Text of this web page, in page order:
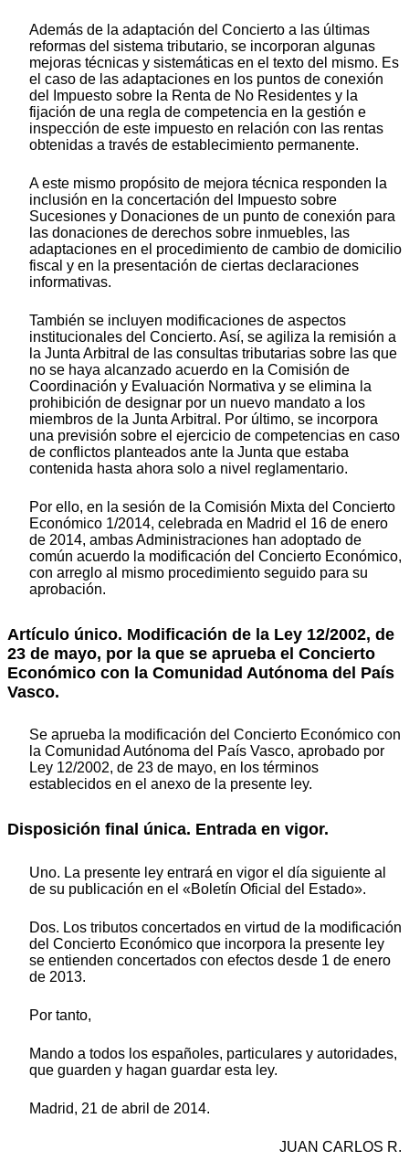
Además de la adaptación del Concierto a las últimas
reformas del sistema tributario, se incorporan algunas
mejoras técnicas y sistemáticas en el texto del mismo. Es
el caso de las adaptaciones en los puntos de conexión
del Impuesto sobre la Renta de No Residentes y la
fijación de una regla de competencia en la gestión e
inspección de este impuesto en relación con las rentas
obtenidas a través de establecimiento permanente.
A este mismo propósito de mejora técnica responden la
inclusión en la concertación del Impuesto sobre
Sucesiones y Donaciones de un punto de conexión para
las donaciones de derechos sobre inmuebles, las
adaptaciones en el procedimiento de cambio de domicilio
fiscal y en la presentación de ciertas declaraciones
informativas.
También se incluyen modificaciones de aspectos
institucionales del Concierto. Así, se agiliza la remisión a
la Junta Arbitral de las consultas tributarias sobre las que
no se haya alcanzado acuerdo en la Comisión de
Coordinación y Evaluación Normativa y se elimina la
prohibición de designar por un nuevo mandato a los
miembros de la Junta Arbitral. Por último, se incorpora
una previsión sobre el ejercicio de competencias en caso
de conflictos planteados ante la Junta que estaba
contenida hasta ahora solo a nivel reglamentario.
Por ello, en la sesión de la Comisión Mixta del Concierto
Económico 1/2014, celebrada en Madrid el 16 de enero
de 2014, ambas Administraciones han adoptado de
común acuerdo la modificación del Concierto Económico,
con arreglo al mismo procedimiento seguido para su
aprobación.
Artículo único. Modificación de la Ley 12/2002, de
23 de mayo, por la que se aprueba el Concierto
Económico con la Comunidad Autónoma del País
Vasco.
Se aprueba la modificación del Concierto Económico con
la Comunidad Autónoma del País Vasco, aprobado por
Ley 12/2002, de 23 de mayo, en los términos
establecidos en el anexo de la presente ley.
Disposición final única. Entrada en vigor.
Uno. La presente ley entrará en vigor el día siguiente al
de su publicación en el «Boletín Oficial del Estado».
Dos. Los tributos concertados en virtud de la modificación
del Concierto Económico que incorpora la presente ley
se entienden concertados con efectos desde 1 de enero
de 2013.
Por tanto,
Mando a todos los españoles, particulares y autoridades,
que guarden y hagan guardar esta ley.
Madrid, 21 de abril de 2014.
JUAN CARLOS R.